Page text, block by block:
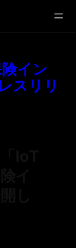
イン
スリリ